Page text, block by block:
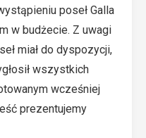
poseł Galla
w budżecie. Z uwagi
miał do dyspozycji,
wszystkich
wcześniej
prezentujemy